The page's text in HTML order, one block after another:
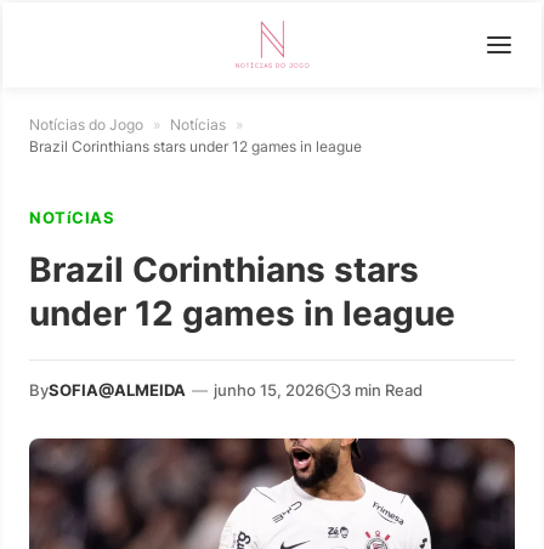
Notícias do Jogo » Notícias »
Brazil Corinthians stars under 12 games in league
NOTíCIAS
Brazil Corinthians stars
under 12 games in league
BySOFIA@ALMEIDA — junho 15, 2026 3 min Read